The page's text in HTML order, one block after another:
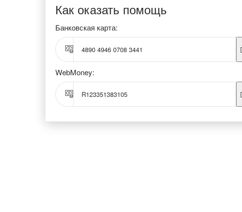
Как оказать помощь
Банковская карта:
4890 4946 0708 3441
WebMoney:
R123351383105